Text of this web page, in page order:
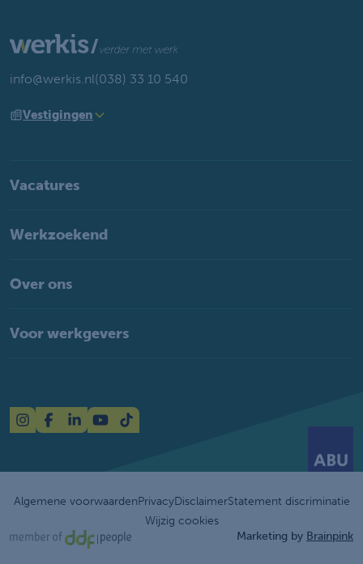
info@werkis.nl(038) 33 10 540
Vestigingen
Vacatures
Werkzoekend
Over ons
Voor werkgevers
Marketing by Brainpink
Algemene voorwaardenPrivacyDisclaimerStatement discriminatie
Wijzig cookies